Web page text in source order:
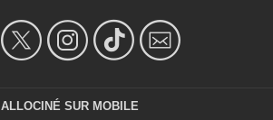
ALLOCINÉ SUR MOBILE